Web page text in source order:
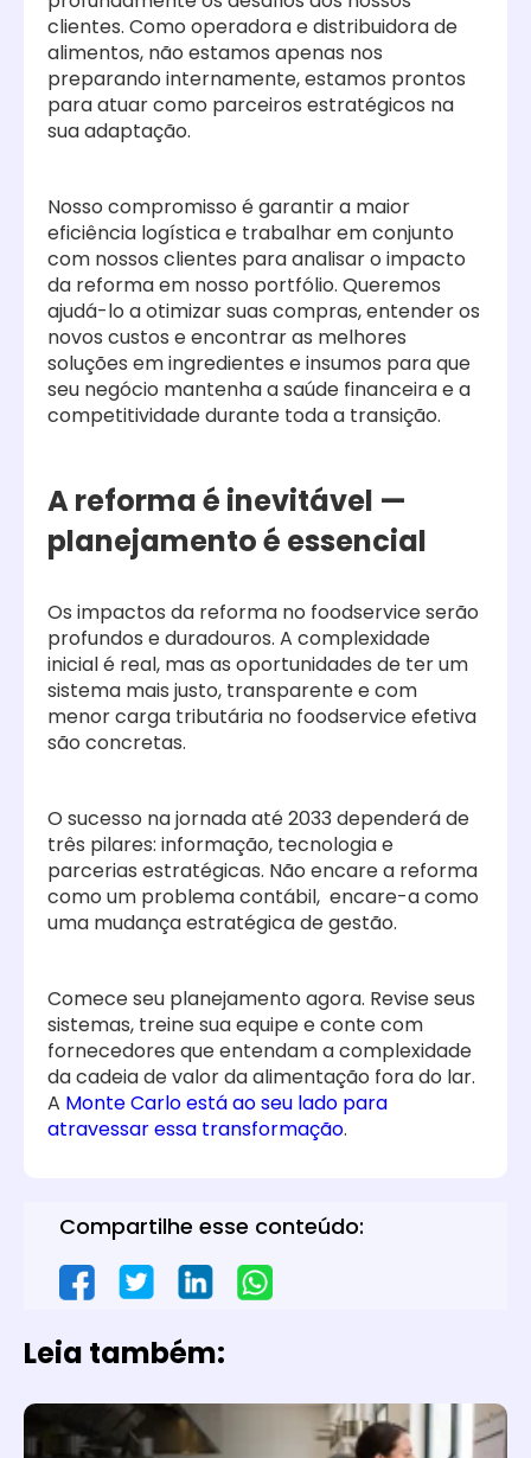
clientes. Como operadora e distribuidora de
alimentos, não estamos apenas nos
preparando internamente, estamos prontos
para atuar como parceiros estratégicos na
sua adaptação.
Nosso compromisso é garantir a maior
eficiência logística e trabalhar em conjunto
com nossos clientes para analisar o impacto
da reforma em nosso portfólio. Queremos
ajudá-lo a otimizar suas compras, entender os
novos custos e encontrar as melhores
soluções em ingredientes e insumos para que
seu negócio mantenha a saúde financeira e a
competitividade durante toda a transição.
A reforma é inevitável —
planejamento é essencial
Os impactos da reforma no foodservice serão
profundos e duradouros. A complexidade
inicial é real, mas as oportunidades de ter um
sistema mais justo, transparente e com
menor carga tributária no foodservice efetiva
são concretas.
O sucesso na jornada até 2033 dependerá de
três pilares: informação, tecnologia e
parcerias estratégicas. Não encare a reforma
como um problema contábil, encare-a como
uma mudança estratégica de gestão.
Comece seu planejamento agora. Revise seus
sistemas, treine sua equipe e conte com
fornecedores que entendam a complexidade
da cadeia de valor da alimentação fora do lar.
A Monte Carlo está ao seu lado para
atravessar essa transformação.
Compartilhe esse conteúdo:
Leia também: